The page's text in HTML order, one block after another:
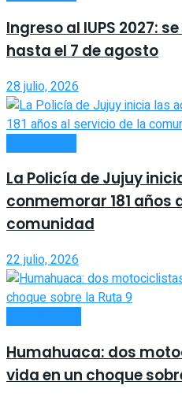
Ingreso al IUPS 2027:
hasta el 7 de agosto
28 julio, 2026
La Policía de Jujuy
conmemorar 181 años
comunidad
22 julio, 2026
Humahuaca: dos
vida en un choque